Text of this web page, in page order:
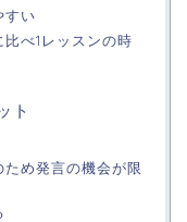
すい
べ1レッスンの時
ト
め発言の機会が限